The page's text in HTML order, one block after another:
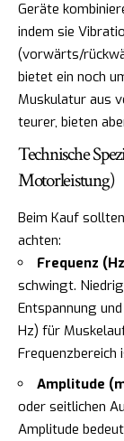
Geräte
indem sie
(vorwärts/
bietet ein noch
Muskulatur aus
teurer, bieten
Technische
Motorleistung)
Beim Kauf
achten:
Frequenz
schwingt.
Entspannung
Hz) für
Amplitude
oder seitlichen
Amplitude